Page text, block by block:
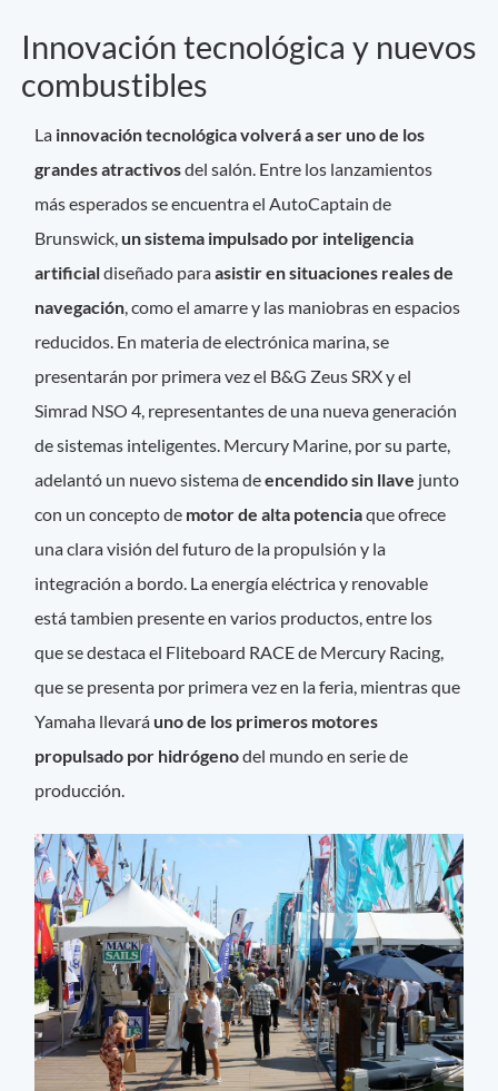
Innovación tecnológica y nuevos
combustibles
La innovación tecnológica volverá a ser uno de los
grandes atractivosdel salón. Entre los lanzamientos
más esperados se encuentra el AutoCaptain de
Brunswick, un sistema impulsado por inteligencia
artificialdiseñado paraasistir en situaciones reales de
navegación , como el amarre y las maniobras en espacios
reducidos. En materia de electrónica marina, se
presentarán por primera vez el B&G Zeus SRX y el
Simrad NSO 4, representantes de una nueva generación
de sistemas inteligentes. Mercury Marine, por su parte,
adelantó un nuevo sistema deencendido sin llave junto
con un concepto de motor de alta potenciaque ofrece
una clara visión del futuro de la propulsión y la
integración a bordo. La energía eléctrica y renovable
está tambien presente en varios productos, entre los
que se destaca el Fliteboard RACE de Mercury Racing,
que se presenta por primera vez en la feria, mientras que
Yamaha llevará uno de los primeros motores
propulsado por hidrógenodel mundo en serie de
producción.